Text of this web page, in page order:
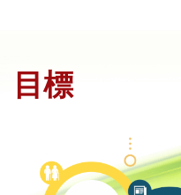
目標